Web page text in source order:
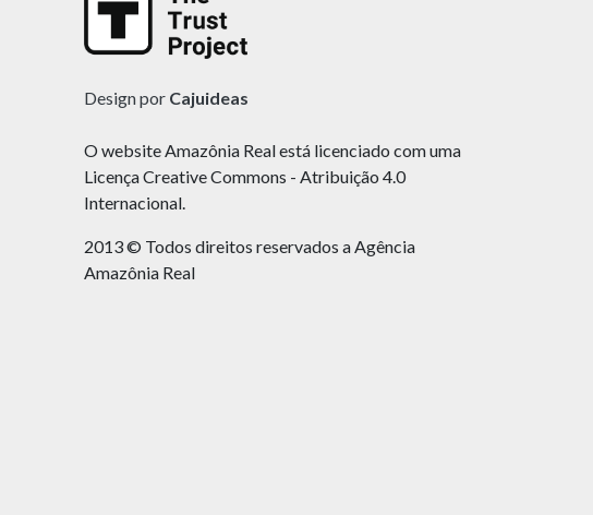
Design por Cajuideas
O website Amazônia Real está licenciado com uma
Licença Creative Commons - Atribuição 4.0
Internacional.
2013 © Todos direitos reservados a Agência
Amazônia Real